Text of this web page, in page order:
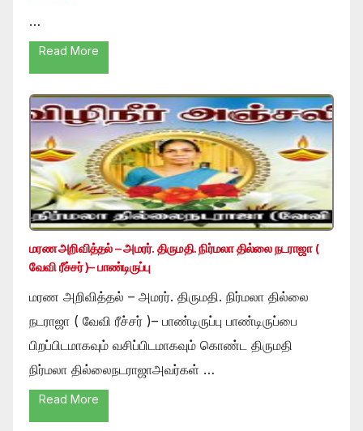
…
Read More
மரண அறிவித்தல் – அமரர். திருமதி. நிர்மலா தில்லை நடராஜா (
வேவி ரீச்சர் )– பாண்டிருப்பு
மரண அறிவித்தல் – அமரர். திருமதி. நிர்மலா தில்லை
நடராஜா ( வேவி ரீச்சர் )– பாண்டிருப்பு பாண்டிருப்பை
பிறப்பிடமாகவும் வசிப்பிடமாகவும் கொண்ட திருமதி
நிர்மலா தில்லைநடராஜாஅவர்கள் …
Read More